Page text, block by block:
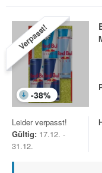
Verpasst!
-38%
Leider verpasst!
Gültig: 17.12. -
31.12.